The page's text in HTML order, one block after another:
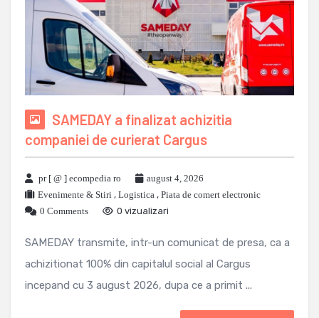
SAMEDAY a finalizat achizitia
companiei de curierat Cargus
pr [ @ ] ecompedia ro
august 4, 2026
Evenimente & Stiri , Logistica , Piata de comert electronic
0 Comments
0 vizualizari
SAMEDAY transmite, intr-un comunicat de presa, ca a
achizitionat 100% din capitalul social al Cargus
incepand cu 3 august 2026, dupa ce a primit ...